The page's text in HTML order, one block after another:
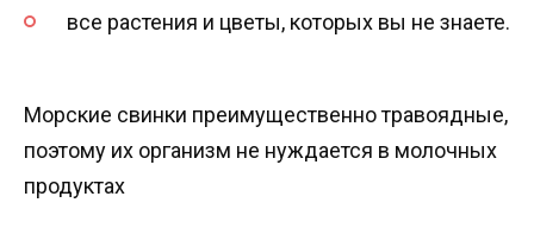
все растения и цветы, которых вы не знаете.
Морские свинки преимущественно травоядные,
поэтому их организм не нуждается в молочных
продуктах